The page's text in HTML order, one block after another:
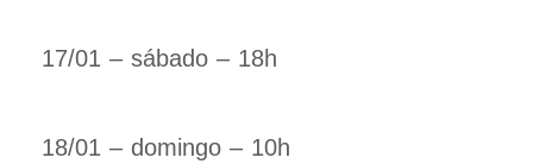
17/01 – sábado – 18h
18/01 – domingo – 10h